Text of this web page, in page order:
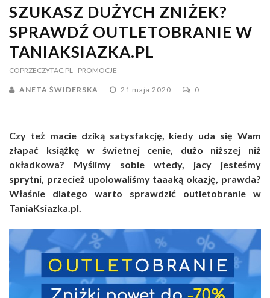
SZUKASZ DUŻYCH ZNIŻEK?
SPRAWDŹ OUTLETOBRANIE W
TANIAKSIAZKA.PL
COPRZECZYTAC.PL - PROMOCJE
ANETA ŚWIDERSKA 21 maja 2020 0
Czy też macie dziką satysfakcję, kiedy uda się Wam
złapać książkę w świetnej cenie, dużo niższej niż
okładkowa? Myślimy sobie wtedy, jacy jesteśmy
sprytni, przecież upolowaliśmy taaaką okazję, prawda?
Właśnie dlatego warto sprawdzić outletobranie w
TaniaKsiazka.pl.